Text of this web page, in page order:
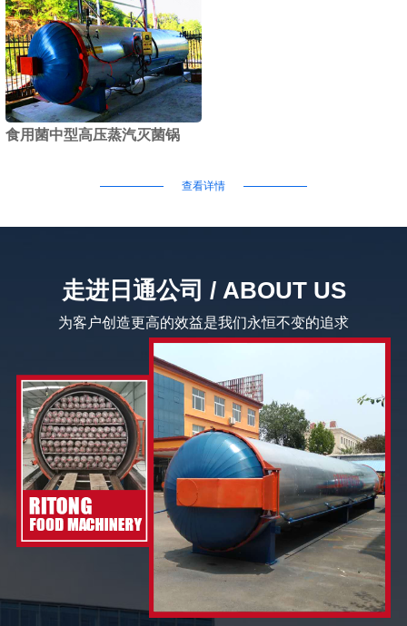
食用菌中型高压蒸汽灭菌锅
查看详情
走进日通公司 / ABOUT US
为客户创造更高的效益是我们永恒不变的追求